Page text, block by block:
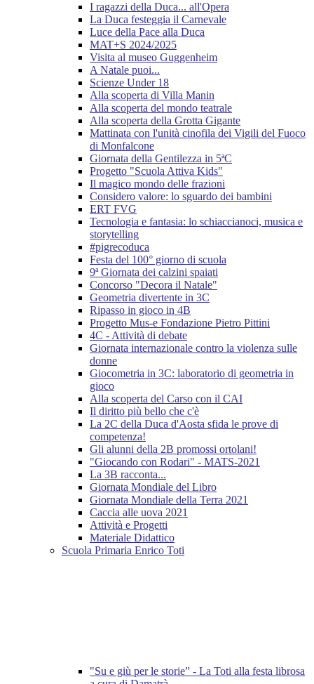
I ragazzi della Duca... all'Opera
La Duca festeggia il Carnevale
Luce della Pace alla Duca
MAT+S 2024/2025
Visita al museo Guggenheim
A Natale puoi...
Scienze Under 18
Alla scoperta di Villa Manin
Alla scoperta del mondo teatrale
Alla scoperta della Grotta Gigante
Mattinata con l'unità cinofila dei Vigili del Fuoco
di Monfalcone
Giornata della Gentilezza in 5ªC
Progetto "Scuola Attiva Kids"
Il magico mondo delle frazioni
Considero valore: lo sguardo dei bambini
ERT FVG
Tecnologia e fantasia: lo schiaccianoci, musica e
storytelling
#pigrecoduca
Festa del 100° giorno di scuola
9ª Giornata dei calzini spaiati
Concorso "Decora il Natale"
Geometria divertente in 3C
Ripasso in gioco in 4B
Progetto Mus-e Fondazione Pietro Pittini
4C - Attività di debate
Giornata internazionale contro la violenza sulle
donne
Giocometria in 3C: laboratorio di geometria in
gioco
Alla scoperta del Carso con il CAI
Il diritto più bello che c'è
La 2C della Duca d'Aosta sfida le prove di
competenza!
Gli alunni della 2B promossi ortolani!
"Giocando con Rodari" - MATS-2021
La 3B racconta...
Giornata Mondiale del Libro
Giornata Mondiale della Terra 2021
Caccia alle uova 2021
Attività e Progetti
Materiale Didattico
Scuola Primaria Enrico Toti
"Su e giù per le storie” - La Toti alla festa librosa